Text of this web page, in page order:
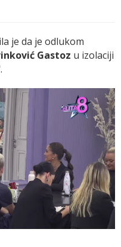
je da je odlukom
Gastoz u izolaciji